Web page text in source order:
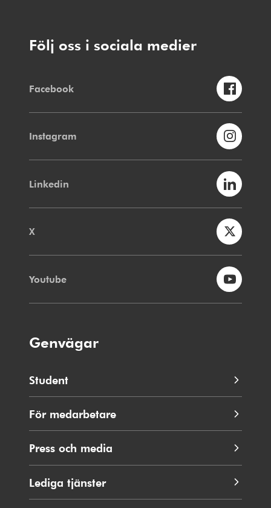
Följ oss i sociala medier
Facebook
Instagram
Linkedin
X
Youtube
Genvägar
Student
För medarbetare
Press och media
Lediga tjänster